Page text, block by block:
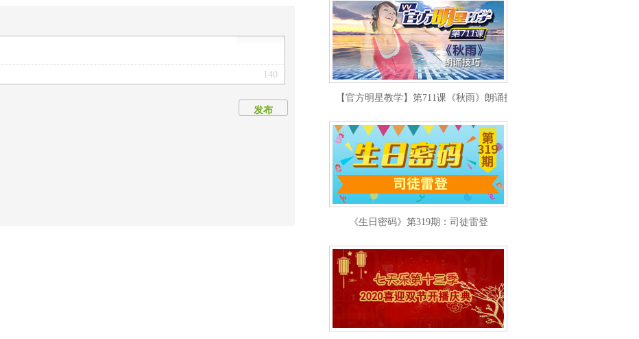
140
发布
【官方明星教学】第711课《秋雨》朗诵技巧
《生日密码》第319期：司徒雷登